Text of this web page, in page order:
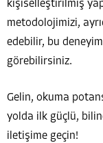
kişiselleştirilmiş
metodolojimizi,
edebilir, bu
görebilirsiniz.
Gelin, okuma
yolda ilk güçlü,
iletişime geçin!